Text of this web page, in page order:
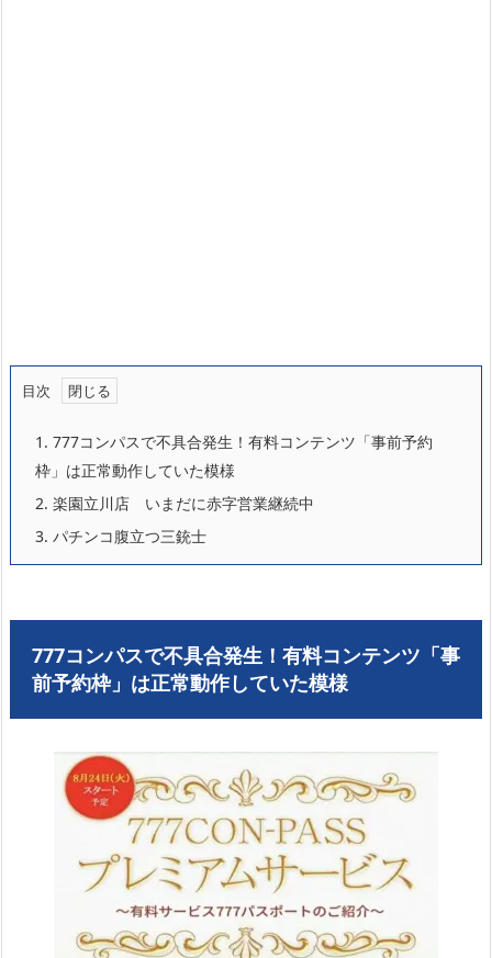
目次
1. 777コンパスで不具合発生！有料コンテンツ「事前予約
枠」は正常動作していた模様
2. 楽園立川店 いまだに赤字営業継続中
3. パチンコ腹立つ三銃士
777コンパスで不具合発生！有料コンテンツ「事
前予約枠」は正常動作していた模様